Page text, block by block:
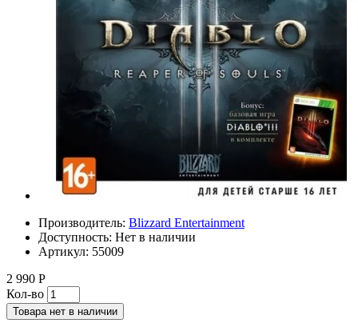
Производитель: Blizzard Entertainment
Доступность: Нет в наличии
Артикул: 55009
2 990 Р
Кол-во
Товара нет в наличии